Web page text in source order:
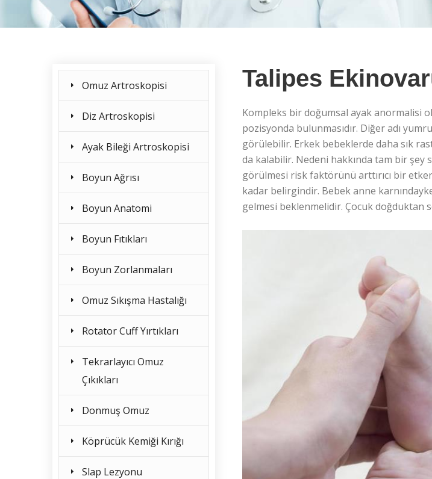
Talipes
Kompleks bir doğumsal ayak anormalisi
pozisyonda bulunmasıdır. Diğer adı
görülebilir. Erkek bebeklerde daha sık
da kalabilir. Nedeni hakkında tam bir şey
görülmesi risk faktörünü arttırıcı bir
kadar belirgindir. Bebek anne
gelmesi beklenmelidir. Çocuk doğduktan
Omuz Artroskopisi
Diz Artroskopisi
Ayak Bileği Artroskopisi
Boyun Ağrısı
Boyun Anatomi
Boyun Fıtıkları
Boyun Zorlanmaları
Omuz Sıkışma Hastalığı
Rotator Cuff Yırtıkları
Tekrarlayıcı Omuz
Çıkıkları
Donmuş Omuz
Köprücük Kemiği Kırığı
Slap Lezyonu